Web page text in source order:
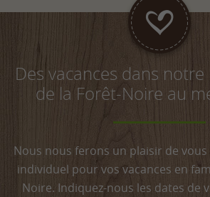
Bébés et jeunes enfants
Les enfants de moins de deux
lesquels nous installerons
d'appoint dans la chambre des
Tarifs pour les enfants
(nuit dans la chambre des
parents):
Des vacances dans
de la Forêt-Noire au
Nous nous ferons un plaisir de
individuel pour vos vacances en
Noire. Indiquez-nous les dates de